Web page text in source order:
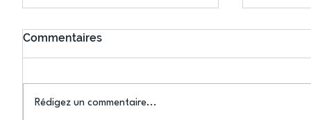
Commentaires
Rédigez un commentaire...